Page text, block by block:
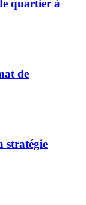
quartier à
de
stratégie